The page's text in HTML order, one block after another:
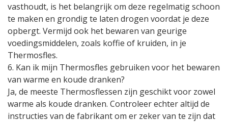
vasthoudt, is het belangrijk om deze regelmatig schoon
te maken en grondig te laten drogen voordat je deze
opbergt. Vermijd ook het bewaren van geurige
voedingsmiddelen, zoals koffie of kruiden, in je
Thermosfles.
6. Kan ik mijn Thermosfles gebruiken voor het bewaren
van warme en koude dranken?
Ja, de meeste Thermosflessen zijn geschikt voor zowel
warme als koude dranken. Controleer echter altijd de
instructies van de fabrikant om er zeker van te zijn dat